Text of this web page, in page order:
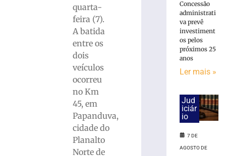
quarta-
feira (7).
A batida
entre os
dois
veículos
ocorreu
no Km
45, em
Papanduva,
cidade do
Planalto
Norte de
Homem
matou
mulher
ocultou
condenado
Concessão
administrati
va prevê
investiment
os pelos
próximos 25
anos
Ler mais »
Jud
iciár
io
7 DE
AGOSTO DE